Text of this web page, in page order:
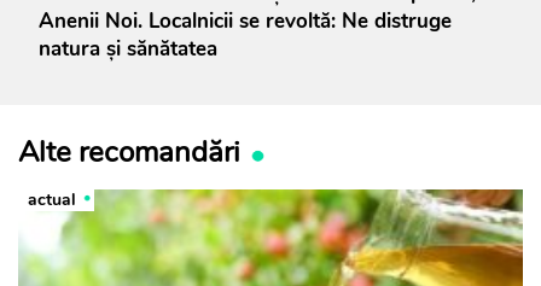
Anenii Noi. Localnicii se revoltă: Ne distruge
natura și sănătatea
Alte recomandări
actual